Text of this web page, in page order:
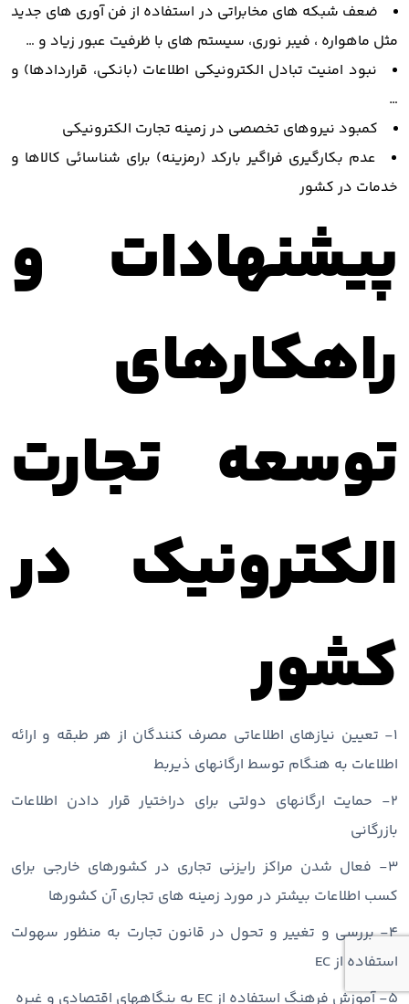
ضعف شبکه های مخابراتی در استفاده از فن آوری های جدید
مثل ماهواره ، فیبر نوری، سیستم های با ظرفیت عبور زیاد و …
نبود امنیت تبادل الکترونیکی اطلاعات (بانکی، قراردادها) و
…
کمبود نیروهای تخصصی در زمینه تجارت الکترونیکی
عدم بکارگیری فراگیر بارکد (رمزینه) برای شناسائی کالاها و
خدمات در کشور
پیشنهادات و
راهکارهای
توسعه تجارت
الکترونیک در
کشور
۱- تعیین نیازهای اطلاعاتی مصرف کنندگان از هر طبقه و ارائه
اطلاعات به هنگام توسط ارگانهای ذیربط
۲- حمایت ارگانهای دولتی برای دراختیار قرار دادن اطلاعات
بازرگانی
۳- فعال شدن مراکز رایزنی تجاری در کشورهای خارجی برای
کسب اطلاعات بیشتر در مورد زمینه های تجاری آن کشورها
۴- بررسی و تغییر و تحول در قانون تجارت به منظور سهولت
استفاده از EC
۵- آموزش فرهنگ استفاده از EC به بنگاههای اقتصادی و غیره